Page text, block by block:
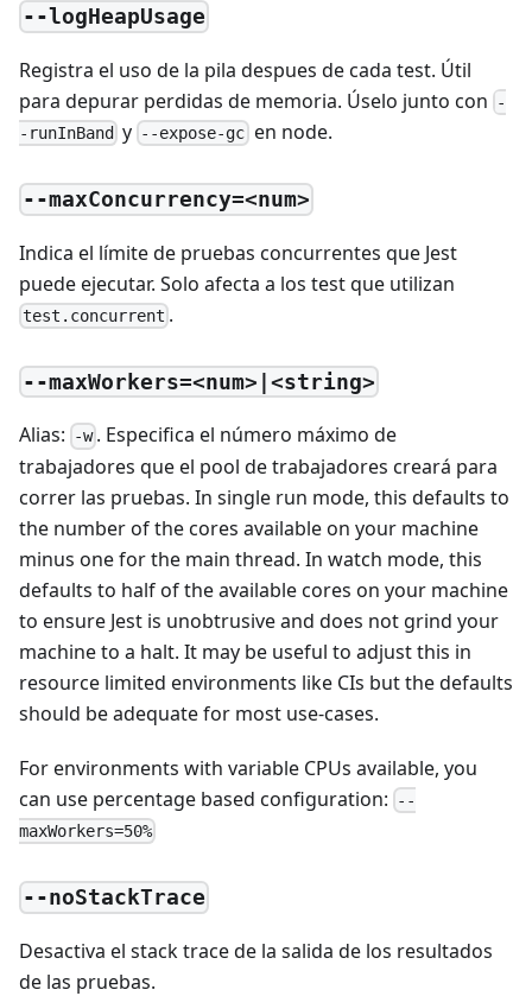
--logHeapUsage
Registra el uso de la pila despues de cada test. Útil
para depurar perdidas de memoria. Úselo junto con
-
-runInBand y --expose-gc en node.
--maxConcurrency=<num>
Indica el límite de pruebas concurrentes que Jest
puede ejecutar. Solo afecta a los test que utilizan
test.concurrent .
--maxWorkers=<num>|<string>
Alias: -w . Especifica el número máximo de
trabajadores que el pool de trabajadores creará para
correr las pruebas. In single run mode, this defaults to
the number of the cores available on your machine
minus one for the main thread. In watch mode, this
defaults to half of the available cores on your machine
to ensure Jest is unobtrusive and does not grind your
machine to a halt. It may be useful to adjust this in
resource limited environments like CIs but the defaults
should be adequate for most use-cases.
For environments with variable CPUs available, you
can use percentage based configuration:
--
maxWorkers=50%
--noStackTrace
Desactiva el stack trace de la salida de los resultados
de las pruebas.